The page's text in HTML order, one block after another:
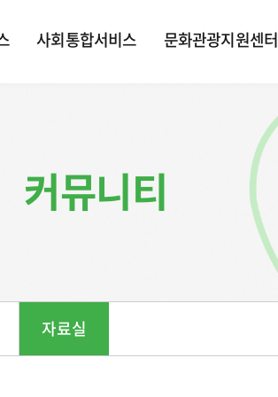
사회통합서비스 문화관광지원센터
커뮤니티
자료실